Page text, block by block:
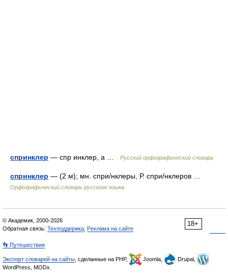
спринклер — спр инклер, а … Русский орфографический словарь
спринклер — (2 м); мн. спри/нклеры, Р. спри/нклеров …
Орфографический словарь русского языка
18+
© Академик, 2000-2026
Обратная связь: Техподдержка Реклама на сайте
👣 Путешествия
Экспорт словарей на сайты , сделанные на PHP, Joomla,
Drupal,
WordPress, MODx.